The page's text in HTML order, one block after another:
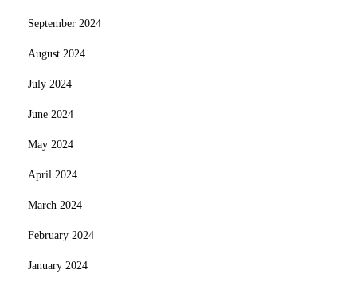
September 2024
August 2024
July 2024
June 2024
May 2024
April 2024
March 2024
February 2024
January 2024